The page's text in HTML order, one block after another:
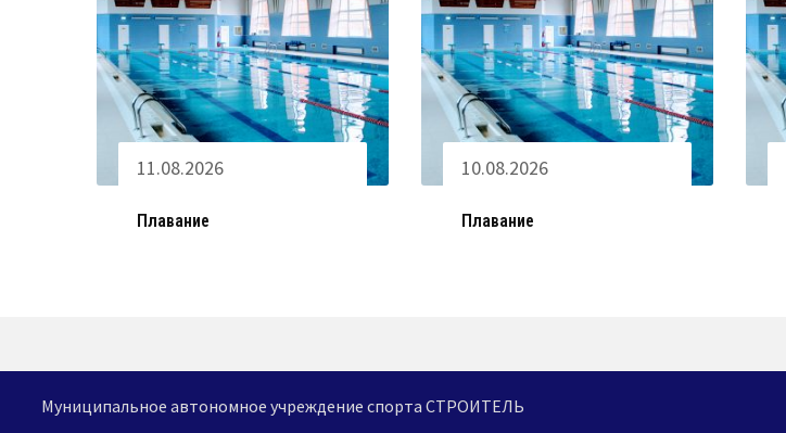
11.08.2026
Плавание
10.08.2026
Плавание
Муниципальное автономное учреждение спорта СТРОИТЕЛЬ